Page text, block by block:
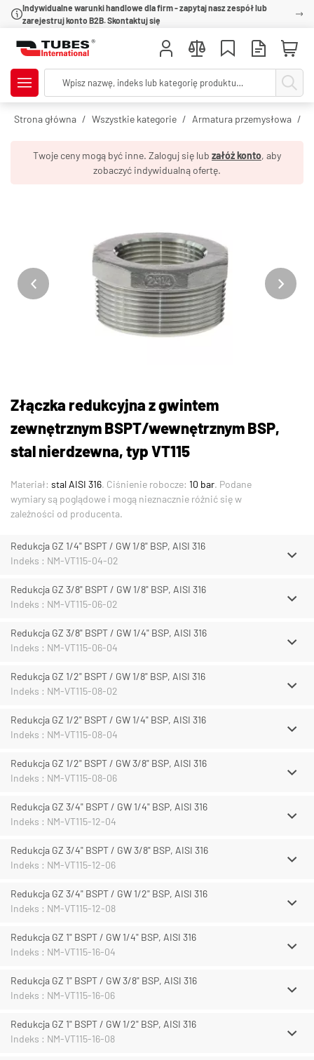
Indywidualne warunki handlowe dla firm - zapytaj nasz zespół lub
zarejestruj konto B2B. Skontaktuj się
Strona główna Wszystkie kategorie Armatura przemysłowa
Twoje ceny mogą być inne. Zaloguj się lub załóż konto, aby
zobaczyć indywidualną ofertę.
Złączka redukcyjna z gwintem
zewnętrznym BSPT/wewnętrznym BSP,
stal nierdzewna, typ VT115
Materiał: stal AISI 316. Ciśnienie robocze: 10 bar. Podane
wymiary są poglądowe i mogą nieznacznie różnić się w
zależności od producenta.
Redukcja GZ 1/4" BSPT / GW 1/8" BSP, AISI 316
Indeks : NM-VT115-04-02
Redukcja GZ 3/8" BSPT / GW 1/8" BSP, AISI 316
Indeks : NM-VT115-06-02
Redukcja GZ 3/8" BSPT / GW 1/4" BSP, AISI 316
Indeks : NM-VT115-06-04
Redukcja GZ 1/2" BSPT / GW 1/8" BSP, AISI 316
Indeks : NM-VT115-08-02
Redukcja GZ 1/2" BSPT / GW 1/4" BSP, AISI 316
Indeks : NM-VT115-08-04
Redukcja GZ 1/2" BSPT / GW 3/8" BSP, AISI 316
Indeks : NM-VT115-08-06
Redukcja GZ 3/4" BSPT / GW 1/4" BSP, AISI 316
Indeks : NM-VT115-12-04
Redukcja GZ 3/4" BSPT / GW 3/8" BSP, AISI 316
Indeks : NM-VT115-12-06
Redukcja GZ 3/4" BSPT / GW 1/2" BSP, AISI 316
Indeks : NM-VT115-12-08
Redukcja GZ 1" BSPT / GW 1/4" BSP, AISI 316
Indeks : NM-VT115-16-04
Redukcja GZ 1" BSPT / GW 3/8" BSP, AISI 316
Indeks : NM-VT115-16-06
Redukcja GZ 1" BSPT / GW 1/2" BSP, AISI 316
Indeks : NM-VT115-16-08